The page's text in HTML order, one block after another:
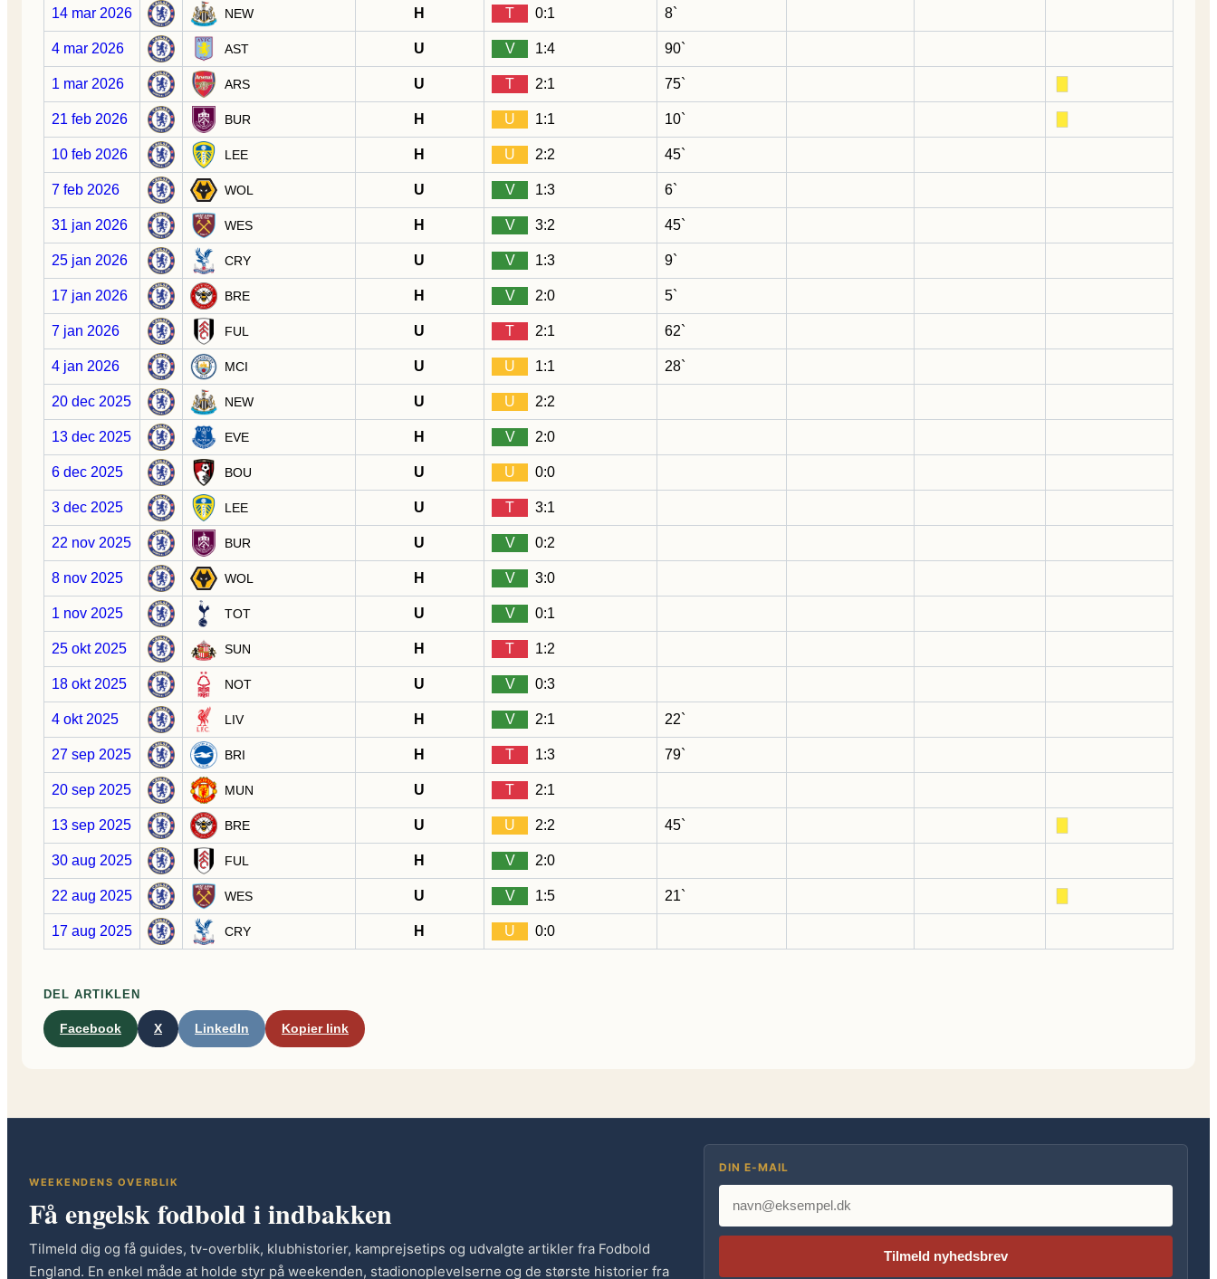
14 mar 2026 NEW H T 0:1 8`
4 mar 2026 AST U V 1:4 90`
1 mar 2026 ARS U T 2:1 75`
21 feb 2026 BUR H U 1:1 10`
10 feb 2026 LEE H U 2:2 45`
7 feb 2026 WOL U V 1:3 6`
31 jan 2026 WES H V 3:2 45`
25 jan 2026 CRY U V 1:3 9`
17 jan 2026 BRE H V 2:0 5`
7 jan 2026 FUL U T 2:1 62`
4 jan 2026 MCI U U 1:1 28`
20 dec 2025 NEW U U 2:2
13 dec 2025 EVE H V 2:0
6 dec 2025 BOU U U 0:0
3 dec 2025 LEE U T 3:1
22 nov 2025 BUR U V 0:2
8 nov 2025 WOL H V 3:0
1 nov 2025 TOT U V 0:1
25 okt 2025 SUN H T 1:2
18 okt 2025 NOT U V 0:3
4 okt 2025 LIV H V 2:1 22`
27 sep 2025 BRI H T 1:3 79`
20 sep 2025 MUN U T 2:1
13 sep 2025 BRE U U 2:2 45`
30 aug 2025 FUL H V 2:0
22 aug 2025 WES U V 1:5 21`
17 aug 2025 CRY H U 0:0
DEL ARTIKLEN
Facebook X LinkedIn Kopier link
WEEKENDENS OVERBLIK
Få engelsk fodbold i indbakken
Tilmeld dig og få guides, tv-overblik, klubhistorier, kamprejsetips og udvalgte artikler fra Fodbold
England. En enkel måde at holde styr på weekenden, stadionoplevelserne og de største historier fra
DIN E-MAIL
Tilmeld nyhedsbrev